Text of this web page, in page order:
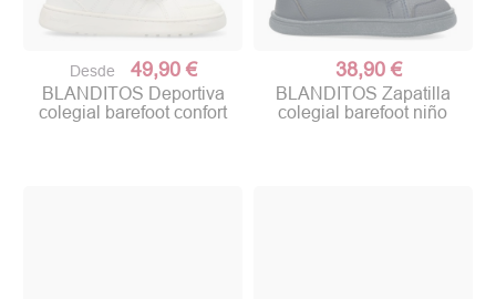
Desde 49,90 €
BLANDITOS Deportiva
colegial barefoot confort
38,90 €
BLANDITOS Zapatilla
colegial barefoot niño